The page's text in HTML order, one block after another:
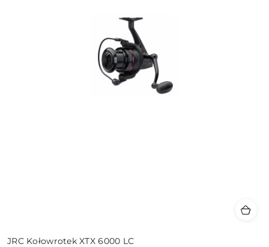
JRC Kołowrotek XTX 6000 LC